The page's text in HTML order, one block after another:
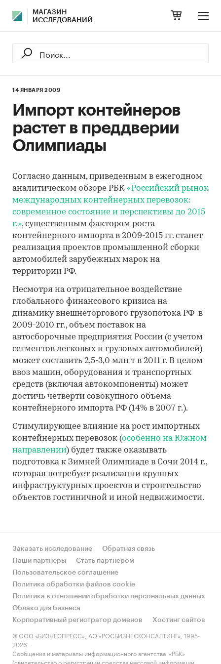
МАГАЗИН
ИССЛЕДОВАНИЙ
14 ЯНВАРЯ 2009
Импорт контейнеров
растет в преддверии
Олимпиады
Согласно данным, приведенным в ежегодном
аналитическом обзоре РБК «Российский рынок
международных контейнерных перевозок:
современное состояние и перспективы до 2015
г.», существенным фактором роста
контейнерного импорта в 2009-2015 гг. станет
реализация проектов промышленной сборки
автомобилей зарубежных марок на
территории РФ.
Несмотря на отрицательное воздействие
глобального финансового кризиса на
динамику внешнеторгового грузопотока РФ в
2009-2010 гг., объем поставок на
автосборочные предприятия России (с учетом
сегментов легковых и грузовых автомобилей)
может составить 2,5-3,0 млн т в 2011 г. В целом
ввоз машин, оборудования и транспортных
средств (включая автокомпоненты) может
достичь четверти совокупного объема
контейнерного импорта РФ (14% в 2007 г.).
Стимулирующее влияние на рост импортных
контейнерных перевозок (особенно на Южном
направлении) будет также оказывать
подготовка к Зимней Олимпиаде в Сочи 2014 г.,
которая потребует реализации крупных
инфраструктурных проектов и строительство
объектов гостиничной и иной недвижимости.
Заказать исследование
Обратная связь
Наши партнеры
Стать партнером
Пользовательское соглашение
Политика обработки файлов cookie
Политика в отношении обработки персональных данных
Облако для бизнеса
Корпоративный регистратор доменов
Хостинг сайтов
© ООО «БИЗНЕСПРЕСС», АО «РОСБИЗНЕСКОНСАЛТИНГ», 1995-
2026.
Сообщения и материалы информационного агентства «РБК»
(свидетельство о регистрации средства массовой информации